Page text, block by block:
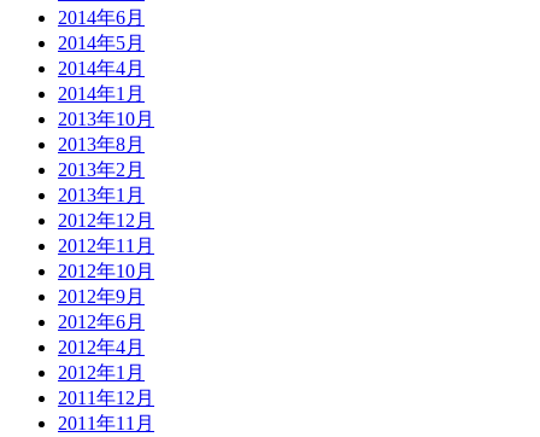
2014年6月
2014年5月
2014年4月
2014年1月
2013年10月
2013年8月
2013年2月
2013年1月
2012年12月
2012年11月
2012年10月
2012年9月
2012年6月
2012年4月
2012年1月
2011年12月
2011年11月